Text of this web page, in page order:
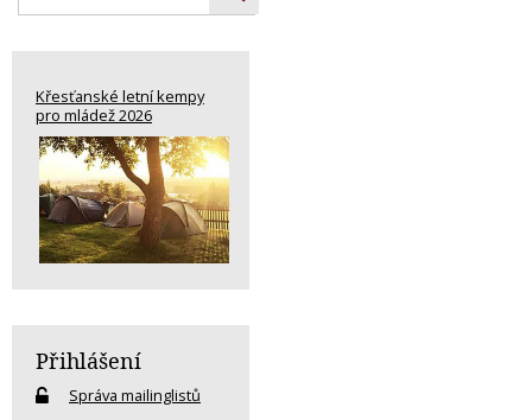
Křesťanské letní kempy
pro mládež 2026
Přihlášení
Správa mailinglistů